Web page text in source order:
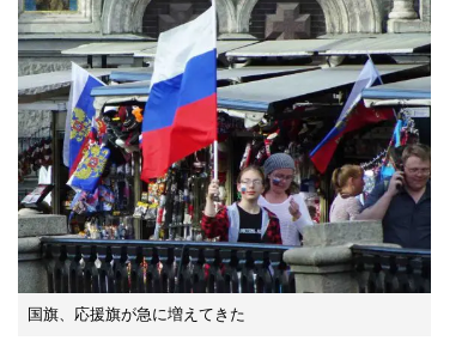
国旗、応援旗が急に増えてきた